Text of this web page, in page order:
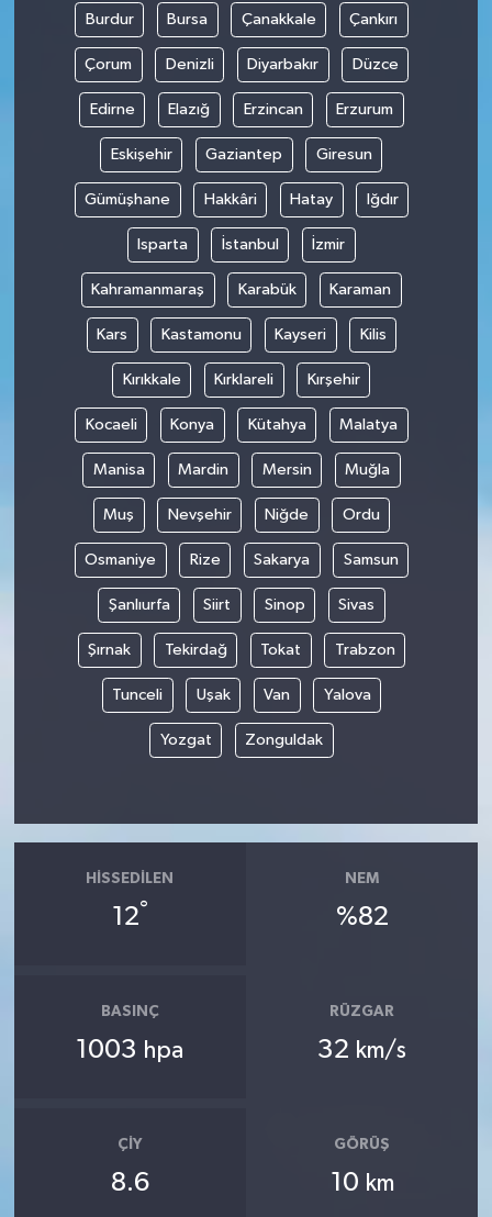
Burdur Bursa Çanakkale Çankırı
Çorum Denizli Diyarbakır Düzce
Edirne Elazığ Erzincan Erzurum
Eskişehir Gaziantep Giresun
Gümüşhane Hakkâri Hatay Iğdır
Isparta İstanbul İzmir
Kahramanmaraş Karabük Karaman
Kars Kastamonu Kayseri Kilis
Kırıkkale Kırklareli Kırşehir
Kocaeli Konya Kütahya Malatya
Manisa Mardin Mersin Muğla
Muş Nevşehir Niğde Ordu
Osmaniye Rize Sakarya Samsun
Şanlıurfa Siirt Sinop Sivas
Şırnak Tekirdağ Tokat Trabzon
Tunceli Uşak Van Yalova
Yozgat Zonguldak
HISSEDILEN
12°
NEM
%82
BASINÇ
1003 hpa
RÜZGAR
32 km/s
ÇIY
8.6
GÖRÜŞ
10 km